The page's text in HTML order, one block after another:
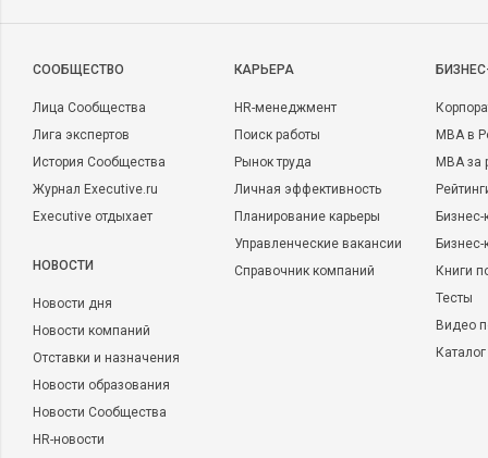
CООБЩЕСТВО
Лица Сообщества
Лига экспертов
История Сообщества
Журнал Executive.ru
Executive отдыхает
НОВОСТИ
Новости дня
Новости компаний
Отставки и назначения
Новости образования
Новости Сообщества
HR-новости
КАРЬЕРА
HR-менеджмент
Поиск работы
Рынок труда
Личная эффективность
Планирование карьеры
Управленческие вакансии
Справочник компаний
MBA в
MBA
Бизнес-
Книги
Тесты
Видео